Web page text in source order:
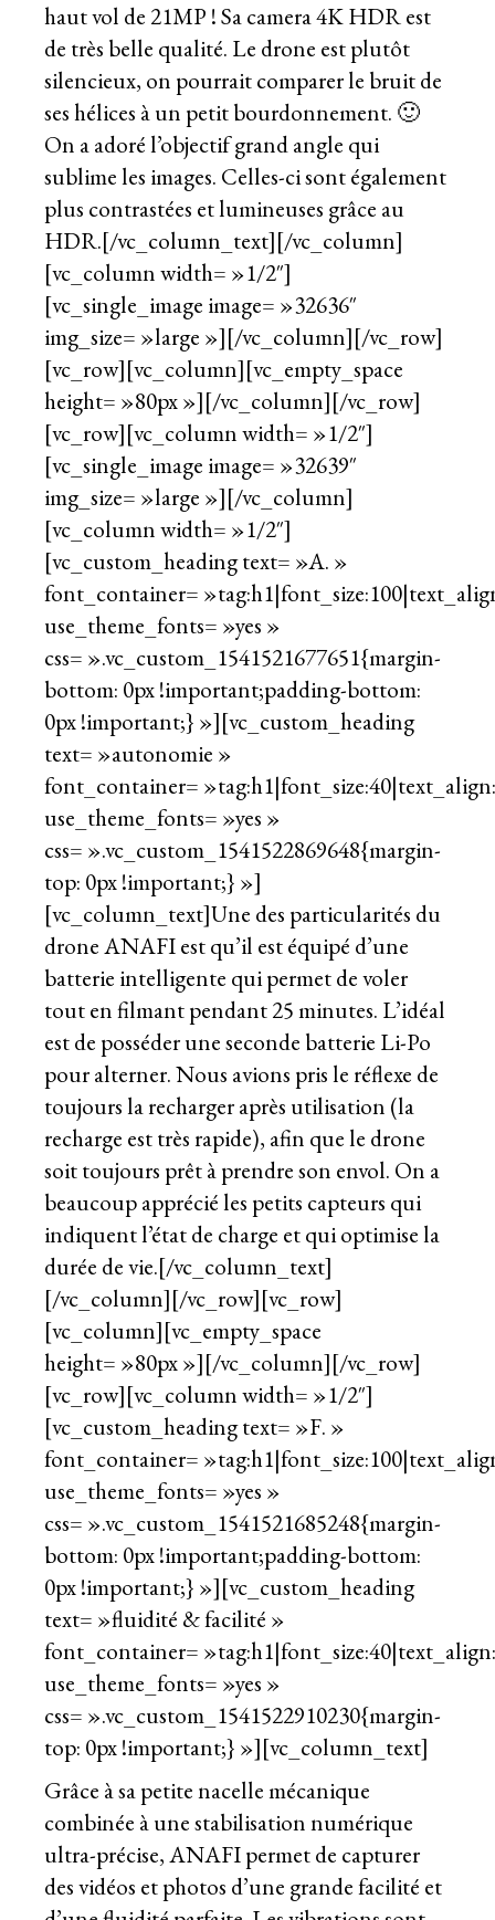
haut vol de 21MP ! Sa camera 4K HDR est
de très belle qualité. Le drone est plutôt
silencieux, on pourrait comparer le bruit de
ses hélices à un petit bourdonnement. 🙂
On a adoré l’objectif grand angle qui
sublime les images. Celles-ci sont également
plus contrastées et lumineuses grâce au
HDR.[/vc_column_text][/vc_column]
[vc_column width= »1/2″]
[vc_single_image image= »32636″
img_size= »large »][/vc_column][/vc_row]
[vc_row][vc_column][vc_empty_space
height= »80px »][/vc_column][/vc_row]
[vc_row][vc_column width= »1/2″]
[vc_single_image image= »32639″
img_size= »large »][/vc_column]
[vc_column width= »1/2″]
[vc_custom_heading text= »A. »
font_container=
use_theme_fonts= »yes »
css= ».vc_custom_1541521677651{margin-
bottom: 0px !important;padding-bottom:
0px !important;} »][vc_custom_heading
text= »autonomie »
font_container=
use_theme_fonts= »yes »
css= ».vc_custom_1541522869648{margin-
top: 0px !important;} »]
[vc_column_text]Une des particularités du
drone ANAFI est qu’il est équipé d’une
batterie intelligente qui permet de voler
tout en filmant pendant 25 minutes. L’idéal
est de posséder une seconde batterie Li-Po
pour alterner. Nous avions pris le réflexe de
toujours la recharger après utilisation (la
recharge est très rapide), afin que le drone
soit toujours prêt à prendre son envol. On a
beaucoup apprécié les petits capteurs qui
indiquent l’état de charge et qui optimise la
durée de vie.[/vc_column_text]
[/vc_column][/vc_row][vc_row]
[vc_column][vc_empty_space
height= »80px »][/vc_column][/vc_row]
[vc_row][vc_column width= »1/2″]
[vc_custom_heading text= »F. »
font_container=
use_theme_fonts= »yes »
css= ».vc_custom_1541521685248{margin-
bottom: 0px !important;padding-bottom:
0px !important;} »][vc_custom_heading
text= »fluidité & facilité »
font_container=
use_theme_fonts= »yes »
css= ».vc_custom_1541522910230{margin-
top: 0px !important;} »][vc_column_text]
Grâce à sa petite nacelle mécanique
combinée à une stabilisation numérique
ultra-précise, ANAFI permet de capturer
des vidéos et photos d’une grande facilité et